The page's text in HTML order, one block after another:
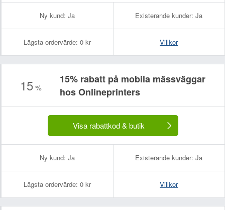
Ny kund: Ja Existerande kunder: Ja
Lägsta ordervärde: 0 kr Villkor
15 %
15% rabatt på mobila mässväggar
hos Onlineprinters
Visa rabattkod & butik
Ny kund: Ja Existerande kunder: Ja
Lägsta ordervärde: 0 kr Villkor